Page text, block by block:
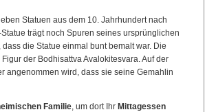
Statuen aus dem 10. Jahrhundert nach
trägt noch Spuren seines ursprünglichen
die Statue einmal bunt bemalt war. Die
der Bodhisattva Avalokitesvara. Auf der
angenommen wird, dass sie seine Gemahlin
Familie, um dort Ihr Mittagessen